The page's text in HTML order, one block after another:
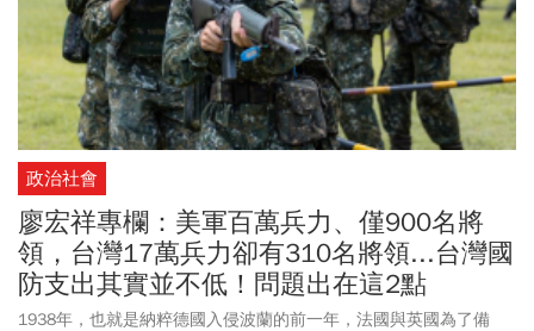
政治社會
廖宏祥專欄：美軍百萬兵力、僅900名將
領，台灣17萬兵力卻有310名將領...台灣國
防支出其實並不低！問題出在這2點
1938年，也就是納粹德國入侵波蘭的前一年，法國與英國為了備